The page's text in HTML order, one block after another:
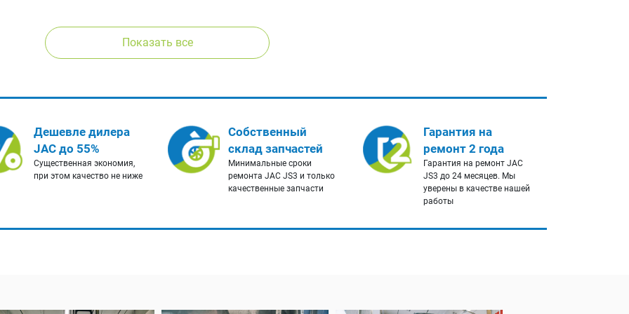
Показать все
Дешевле дилера
JAC до 55%
Существенная экономия,
при этом качество не ниже
Собственный
склад запчастей
Минимальные сроки
ремонта JAC JS3 и только
качественные запчасти
Гарантия на
ремонт 2 года
Гарантия на ремонт JAC
JS3 до 24 месяцев. Мы
уверены в качестве нашей
работы